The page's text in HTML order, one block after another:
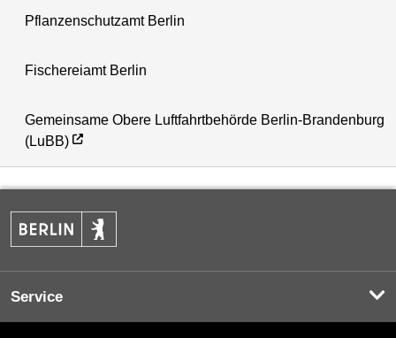
Pflanzenschutzamt Berlin
Fischereiamt Berlin
Gemeinsame Obere Luftfahrtbehörde Berlin-Brandenburg
(LuBB)
Service